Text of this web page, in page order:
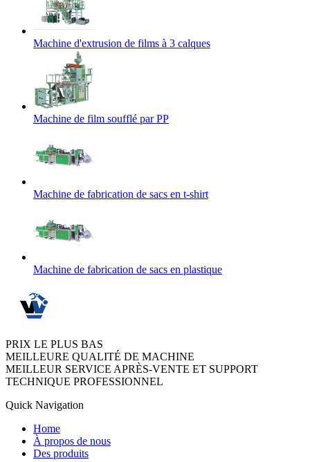
Machine d'extrusion de films à 3 calques
Machine de film soufflé par PP
Machine de fabrication de sacs en t-shirt
Machine de fabrication de sacs en plastique
PRIX LE PLUS BAS
MEILLEURE QUALITÉ DE MACHINE
MEILLEUR SERVICE APRÈS-VENTE ET SUPPORT
TECHNIQUE PROFESSIONNEL
Quick Navigation
Home
À propos de nous
Des produits